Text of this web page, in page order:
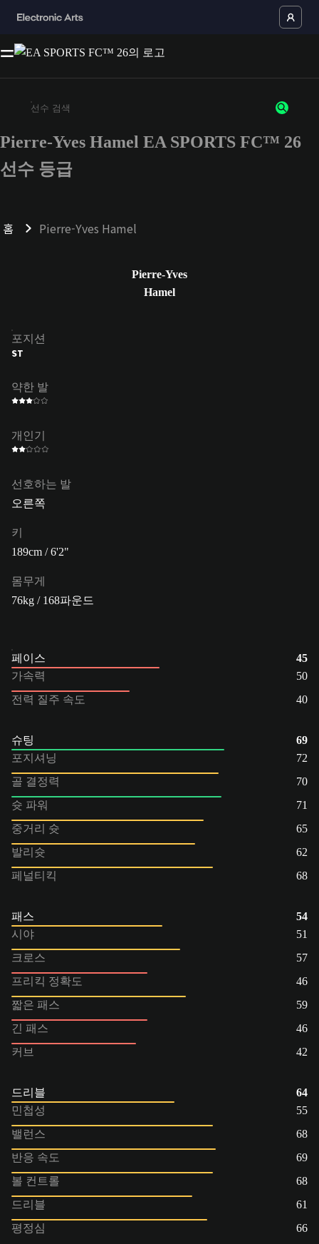
최소 3자 이상의 문자 또는 숫자를 입력하세요
Pierre-Yves Hamel EA SPORTS FC™ 26
선수 등급
홈 Pierre-Yves Hamel
Pierre-Yves
Hamel
포지션
ST
약한 발
개인기
선호하는 발
오른쪽
키
189cm / 6'2"
몸무게
76kg / 168파운드
페이스
45
가속력
50
전력 질주 속도
40
슈팅
69
포지셔닝
72
골 결정력
70
슛 파워
71
중거리 슛
65
발리슛
62
페널티킥
68
패스
54
시야
51
크로스
57
프리킥 정확도
46
짧은 패스
59
긴 패스
46
커브
42
드리블
64
민첩성
55
밸런스
68
반응 속도
69
볼 컨트롤
68
드리블
61
평정심
66